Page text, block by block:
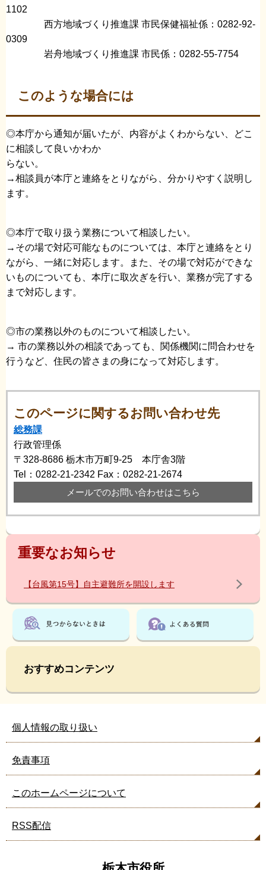
1102
西方地域づくり推進課 市民保健福祉係：0282-92-
0309
岩舟地域づくり推進課 市民係：0282-55-7754
このような場合には
◎本庁から通知が届いたが、内容がよくわからない、どこ
に相談して良いかわか
らない。
→相談員が本庁と連絡をとりながら、分かりやすく説明し
ます。
◎本庁で取り扱う業務について相談したい。
→その場で対応可能なものについては、本庁と連絡をとり
ながら、一緒に対応します。また、その場で対応ができな
いものについても、本庁に取次ぎを行い、業務が完了する
まで対応します。
◎市の業務以外のものについて相談したい。
→ 市の業務以外の相談であっても、関係機関に問合わせを
行うなど、住民の皆さまの身になって対応します。
このページに関するお問い合わせ先
総務課
行政管理係
〒328-8686 栃木市万町9-25 本庁舎3階
Tel：0282-21-2342 Fax：0282-21-2674
メールでのお問い合わせはこちら
重要なお知らせ
【台風第15号】自主避難所を開設します
おすすめコンテンツ
個人情報の取り扱い
免責事項
このホームページについて
RSS配信